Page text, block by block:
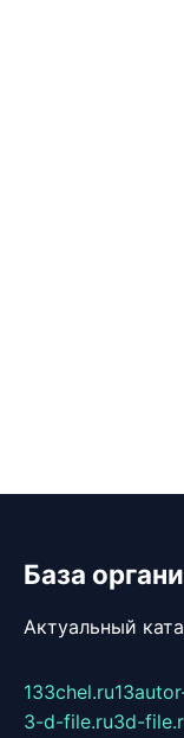
База
Актуальный
133chel.ru
3-d-file.ru3d-